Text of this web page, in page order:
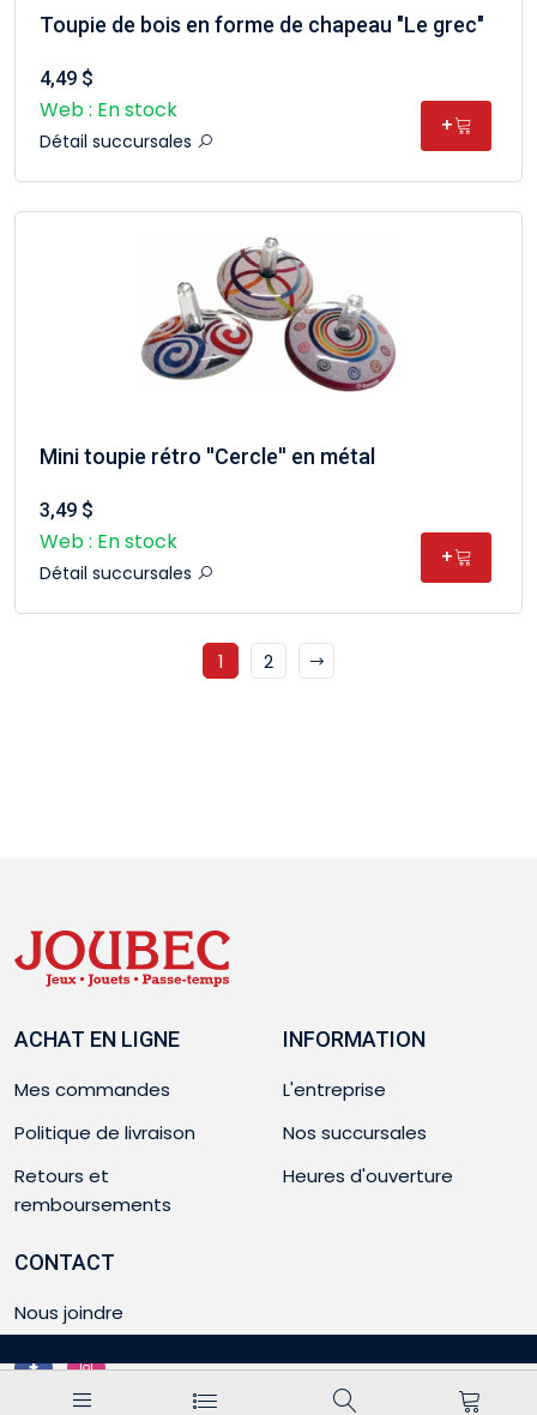
Toupie de bois en forme de chapeau "Le grec"
4,49 $
Web : En stock
Détail succursales
+
Mini toupie rétro ''Cercle'' en métal
3,49 $
Web : En stock
Détail succursales
+
1 2
ACHAT EN LIGNE
Mes commandes
Politique de livraison
Retours et
remboursements
INFORMATION
L'entreprise
Nos succursales
Heures d'ouverture
CONTACT
Nous joindre